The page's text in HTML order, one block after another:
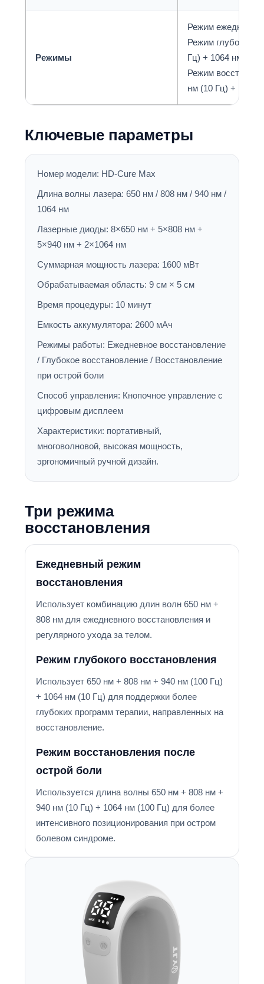
Режимы
Режим
Режим глубокого
Гц) + 1064 нм (10
Режим
нм (10 Гц) + 1064
Ключевые параметры
Номер модели: HD-Cure Max
Длина волны лазера: 650 нм / 808 нм / 940 нм /
1064 нм
Лазерные диоды: 8×650 нм + 5×808 нм +
5×940 нм + 2×1064 нм
Суммарная мощность лазера: 1600 мВт
Обрабатываемая область: 9 см × 5 см
Время процедуры: 10 минут
Емкость аккумулятора: 2600 мАч
Режимы работы: Ежедневное восстановление
/ Глубокое восстановление / Восстановление
при острой боли
Способ управления: Кнопочное управление с
цифровым дисплеем
Характеристики: портативный,
многоволновой, высокая мощность,
эргономичный ручной дизайн.
Три режима
восстановления
Ежедневный режим
восстановления
Использует комбинацию длин волн 650 нм +
808 нм для ежедневного восстановления и
регулярного ухода за телом.
Режим глубокого восстановления
Использует 650 нм + 808 нм + 940 нм (100 Гц)
+ 1064 нм (10 Гц) для поддержки более
глубоких программ терапии, направленных на
восстановление.
Режим восстановления после
острой боли
Используется длина волны 650 нм + 808 нм +
940 нм (10 Гц) + 1064 нм (100 Гц) для более
интенсивного позиционирования при остром
болевом синдроме.